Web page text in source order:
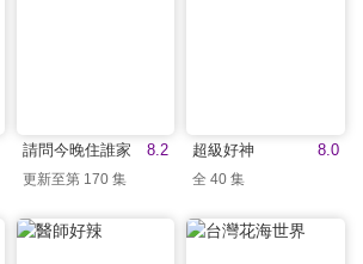
8.2
請問今晚住誰家
更新至第 170 集
8.0
超級好神
全 40 集